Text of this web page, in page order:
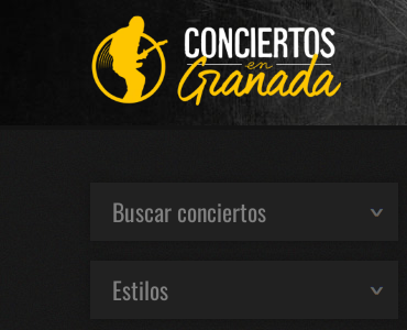
Buscar conciertos
Estilos